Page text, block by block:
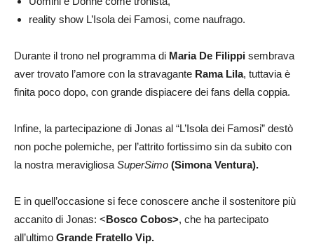
reality show L’Isola dei Famosi, come naufrago.
Durante il trono nel programma di Maria De Filippi sembrava
aver trovato l’amore con la stravagante Rama Lila, tuttavia è
finita poco dopo, con grande dispiacere dei fans della coppia.
Infine, la partecipazione di Jonas al “L’Isola dei Famosi” destò
non poche polemiche, per l’attrito fortissimo sin da subito con
la nostra meravigliosa SuperSimo (Simona Ventura).
E in quell’occasione si fece conoscere anche il sostenitore più
accanito di Jonas: <Bosco Cobos>, che ha partecipato
all’ultimo Grande Fratello Vip.